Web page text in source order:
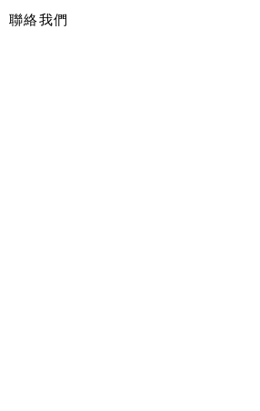
聯絡我們